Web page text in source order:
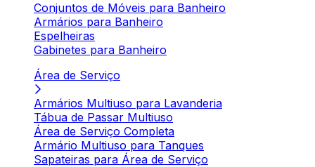
Conjuntos de Móveis para Banheiro
Armários para Banheiro
Espelheiras
Gabinetes para Banheiro
Área de Serviço
Armários Multiuso para Lavanderia
Tábua de Passar Multiuso
Área de Serviço Completa
Armário Multiuso para Tanques
Sapateiras para Área de Serviço